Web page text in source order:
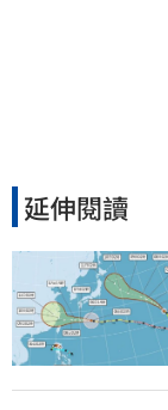
延伸閱讀